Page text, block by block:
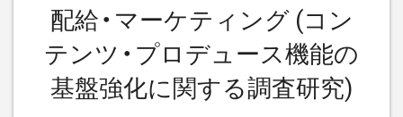
配給・マーケティング (コン
テンツ・プロデュース機能の
基盤強化に関する調査研究)